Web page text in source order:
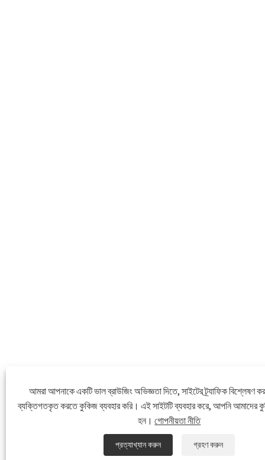
আমরা আপনাকে একটি ভাল ব্রাউজিং অভিজ্ঞতা দিতে, সাইটের ট্র্যাফিক বিশ্লেষণ
ব্যক্তিগতকৃত করতে কুকিজ ব্যবহার করি। এই সাইটটি ব্যবহার করে, আপনি আমাদের
হন।গোপনীয়তা নীতি
প্রত্যাখ্যান করুন গ্রহণ করুন